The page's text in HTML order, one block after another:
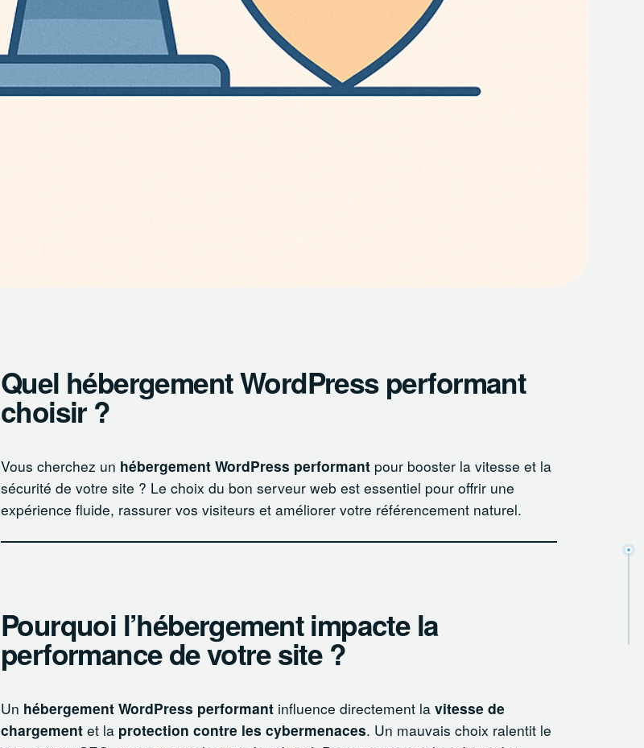
Quel hébergement WordPress performant
choisir ?
Vous cherchez un hébergement WordPress performantpour booster la vitesse et la
sécurité de votre site ? Le choix du bon serveur web est essentiel pour offrir une
expérience fluide, rassurer vos visiteurs et améliorer votre référencement naturel.
Pourquoi l’hébergement impacte la
performance de votre site ?
Un hébergement WordPress performantinfluence directement la vitesse de
chargementet la protection contre les cybermenaces. Un mauvais choix ralentit le